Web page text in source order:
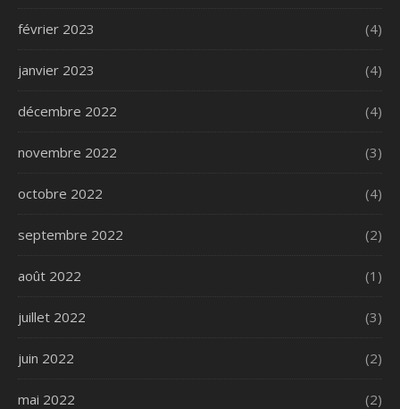
février 2023 (4)
janvier 2023 (4)
décembre 2022 (4)
novembre 2022 (3)
octobre 2022 (4)
septembre 2022 (2)
août 2022 (1)
juillet 2022 (3)
juin 2022 (2)
mai 2022 (2)